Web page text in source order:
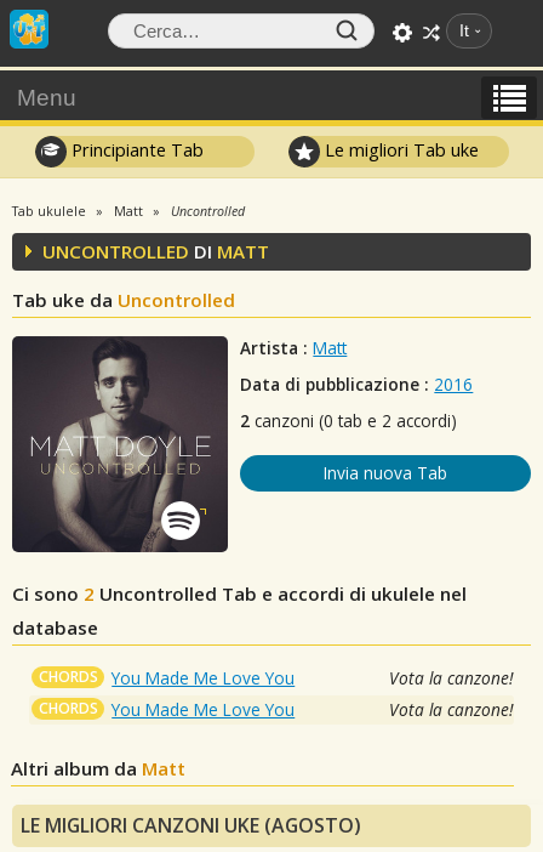
It
Menu
Principiante Tab Le migliori Tab uke
Tab ukulele Matt Uncontrolled
UNCONTROLLED DI MATT
Tab uke da Uncontrolled
Artista : Matt
Data di pubblicazione : 2016
2 canzoni (0 tab e 2 accordi)
Invia nuova Tab
Ci sono 2 Uncontrolled Tab e accordi di ukulele nel
database
CHORDS You Made Me Love You Vota la canzone!
CHORDS You Made Me Love You Vota la canzone!
Altri album da Matt
LE MIGLIORI CANZONI UKE (AGOSTO)